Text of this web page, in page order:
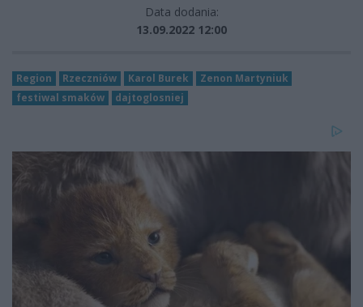
Data dodania:
13.09.2022 12:00
Region Rzeczniów Karol Burek
Zenon Martyniuk
festiwal smaków
dajtoglosniej